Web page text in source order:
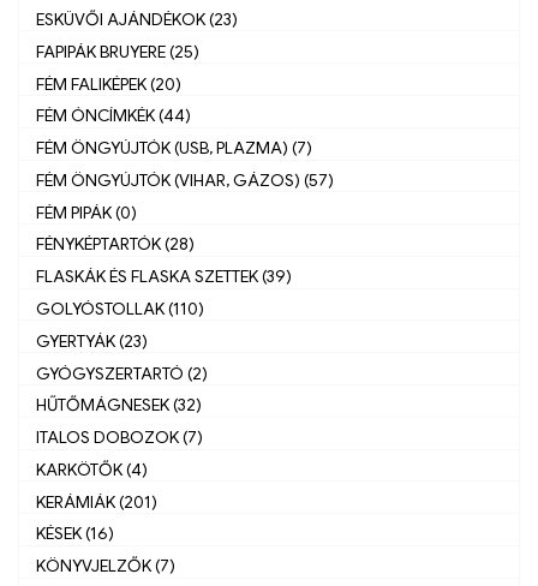
ESKÜVŐI AJÁNDÉKOK (23)
FAPIPÁK BRUYERE (25)
FÉM FALIKÉPEK (20)
FÉM ÓNCÍMKÉK (44)
FÉM ÖNGYÚJTÓK (USB, PLAZMA) (7)
FÉM ÖNGYÚJTÓK (VIHAR, GÁZOS) (57)
FÉM PIPÁK (0)
FÉNYKÉPTARTÓK (28)
FLASKÁK ÉS FLASKA SZETTEK (39)
GOLYÓSTOLLAK (110)
GYERTYÁK (23)
GYÓGYSZERTARTÓ (2)
HŰTŐMÁGNESEK (32)
ITALOS DOBOZOK (7)
KARKÖTŐK (4)
KERÁMIÁK (201)
KÉSEK (16)
KÖNYVJELZŐK (7)